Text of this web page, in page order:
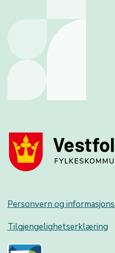
Personvern og
Tilgjengelighetserklæring